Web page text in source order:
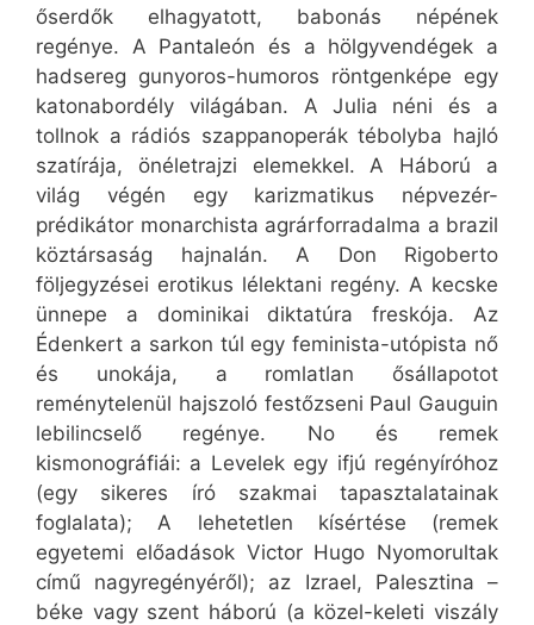
őserdők elhagyatott, babonás népének
regénye. A Pantaleón és a hölgyvendégek a
hadsereg gunyoros-humoros röntgenképe egy
katonabordély világában. A Julia néni és a
tollnok a rádiós szappanoperák tébolyba hajló
szatírája, önéletrajzi elemekkel. A Háború a
világ végén egy karizmatikus népvezér-
prédikátor monarchista agrárforradalma a brazil
köztársaság hajnalán. A Don Rigoberto
följegyzései erotikus lélektani regény. A kecske
ünnepe a dominikai diktatúra freskója. Az
Édenkert a sarkon túl egy feminista-utópista nő
és unokája, a romlatlan ősállapotot
reménytelenül hajszoló festőzseni Paul Gauguin
lebilincselő regénye. No és remek
kismonográfiái: a Levelek egy ifjú regényíróhoz
(egy sikeres író szakmai tapasztalatainak
foglalata); A lehetetlen kísértése (remek
egyetemi előadások Victor Hugo Nyomorultak
című nagyregényéről); az Izrael, Palesztina –
béke vagy szent háború (a közel-keleti viszály